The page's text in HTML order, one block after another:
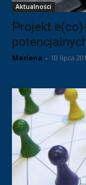
Aktualności
Projekt
Marlena - 10 lipca